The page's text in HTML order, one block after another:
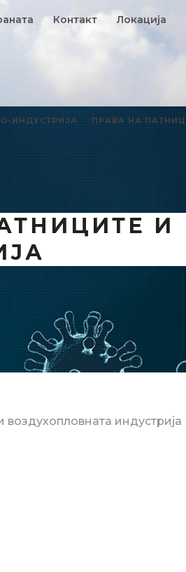
Контакт Локација
ИНДУСТРИЈА ПРАВА НА
И
индустрија